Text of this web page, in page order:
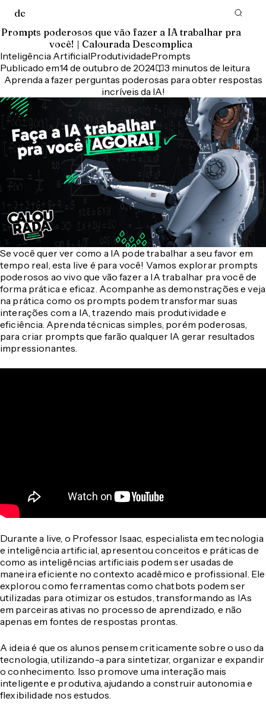
dc
Prompts poderosos que vão fazer a IA trabalhar pra
você! | Calourada Descomplica
Inteligência ArtificialProdutividadePrompts
Publicado em14 de outubro de 2024
3 minutos de leitura
Aprenda a fazer perguntas poderosas para obter respostas
incríveis da IA!
Se você quer ver como a IA pode trabalhar a seu favor em
tempo real, esta live é para você! Vamos explorar prompts
poderosos ao vivo que vão fazer a IA trabalhar pra você de
forma prática e eficaz. Acompanhe as demonstrações e veja
na prática como os prompts podem transformar suas
interações com a IA, trazendo mais produtividade e
eficiência. Aprenda técnicas simples, porém poderosas,
para criar prompts que farão qualquer IA gerar resultados
impressionantes.
Durante a live, o Professor Isaac, especialista em tecnologia
e inteligência artificial, apresentou conceitos e práticas de
como as inteligências artificiais podem ser usadas de
maneira eficiente no contexto acadêmico e profissional. Ele
explorou como ferramentas como chatbots podem ser
utilizadas para otimizar os estudos, transformando as IAs
em parceiras ativas no processo de aprendizado, e não
apenas em fontes de respostas prontas.
A ideia é que os alunos pensem criticamente sobre o uso da
tecnologia, utilizando-a para sintetizar, organizar e expandir
o conhecimento. Isso promove uma interação mais
inteligente e produtiva, ajudando a construir autonomia e
flexibilidade nos estudos.